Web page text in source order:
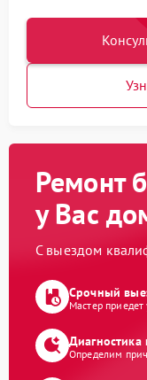
Ремонт
у Вас
С выездом
Срочный
Мастер
Диагностика
Определим